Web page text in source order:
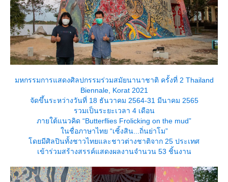
มหกรรมการแสดงศิลปกรรมร่วมสมัยนานาชาติ ครั้งที่ 2 Thailand
Biennale, Korat 2021
จัดขึ้นระหว่างวันที่ 18 ธันวาคม 2564-31 มีนาคม 2565
รวมเป็นระยะเวลา 4 เดือน
ภายใต้แนวคิด “Butterflies Frolicking on the mud”
นชื่อภาษาไทย “เซิ้งสิน...ถิ่นย่าโม”
ดยมีศิลปินทั้งชาวไทยและชาวต่างชาติจาก 25 ประเทศ
เข้าร่วมสร้างสรรค์แสดงผลงานจำนวน 53 ชิ้นงาน